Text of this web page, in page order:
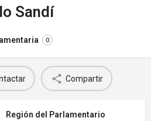
Sandí
0
Compartir
Región del Parlamentario